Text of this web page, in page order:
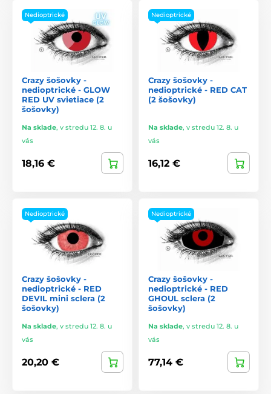
Nedioptrické
Crazy šošovky -
nedioptrické - GLOW
RED UV svietiace (2
šošovky)
Na sklade, v stredu 12. 8. u
vás
18,16 €
Nedioptrické
Crazy šošovky -
nedioptrické - RED CAT
(2 šošovky)
Na sklade, v stredu 12. 8. u
vás
16,12 €
Nedioptrické
Crazy šošovky -
nedioptrické - RED
DEVIL mini sclera (2
šošovky)
Na sklade, v stredu 12. 8. u
vás
20,20 €
Nedioptrické
Crazy šošovky -
nedioptrické - RED
GHOUL sclera (2
šošovky)
Na sklade, v stredu 12. 8. u
vás
77,14 €